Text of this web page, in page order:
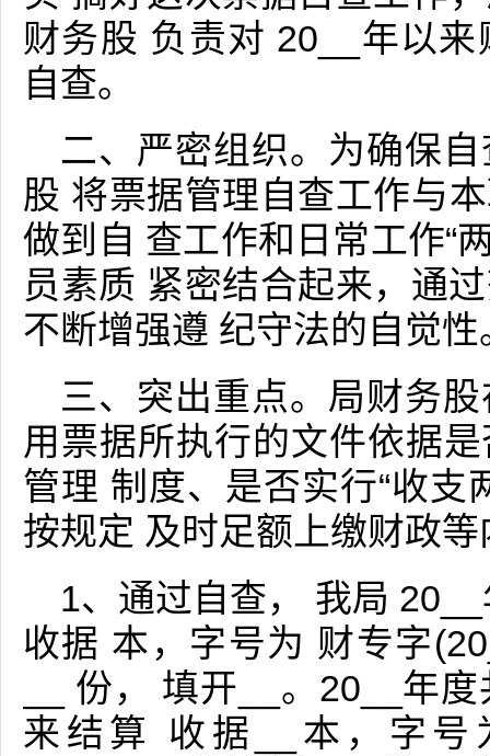
财务股 负责对 20__年以
自查。
二、严密组织。为确保
股 将票据管理自查工作与
做到自 查工作和日常工作“
员素质 紧密结合起来，通
不断增强遵 纪守法的自觉性
三、突出重点。局财务
用票据所执行的文件依据
管理 制度、是否实行“收支
按规定 及时足额上缴财政等
1、通过自查， 我局
收据 本，字号为 财专字
__ 份， 填开__。20__年
来结算 收据__本，字号